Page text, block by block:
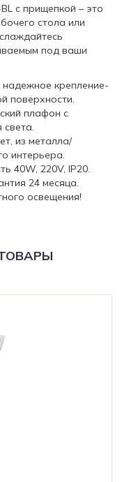
с прищепкой – это
стола или
под ваши
крепление-
поверхности.
плафон с
из металла/
интерьера.
40W, 220V, IP20.
24 месяца.
освещения!